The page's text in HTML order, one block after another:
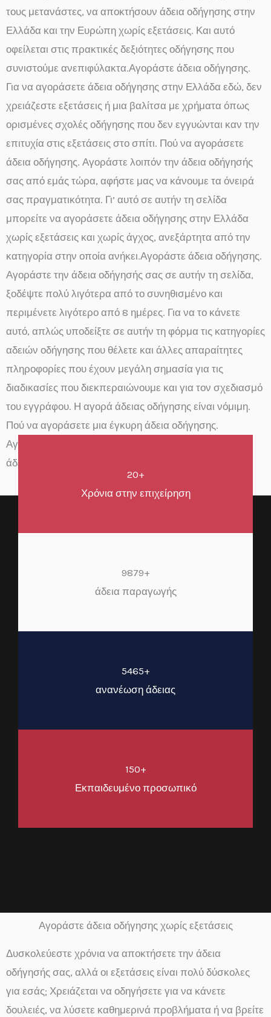
τους μετανάστες, να αποκτήσουν άδεια οδήγησης στην
Ελλάδα και την Ευρώπη χωρίς εξετάσεις. Και αυτό
οφείλεται στις πρακτικές δεξιότητες οδήγησης που
συνιστούμε ανεπιφύλακτα.Αγοράστε άδεια οδήγησης.
Για να αγοράσετε άδεια οδήγησης στην Ελλάδα εδώ, δεν
χρειάζεστε εξετάσεις ή μια βαλίτσα με χρήματα όπως
ορισμένες σχολές οδήγησης που δεν εγγυώνται καν την
επιτυχία στις εξετάσεις στο σπίτι. Πού να αγοράσετε
άδεια οδήγησης. Αγοράστε λοιπόν την άδεια οδήγησής
σας από εμάς τώρα, αφήστε μας να κάνουμε τα όνειρά
σας πραγματικότητα. Γι’ αυτό σε αυτήν τη σελίδα
μπορείτε να αγοράσετε άδεια οδήγησης στην Ελλάδα
χωρίς εξετάσεις και χωρίς άγχος, ανεξάρτητα από την
κατηγορία στην οποία ανήκει.Αγοράστε άδεια οδήγησης.
Αγοράστε την άδεια οδήγησής σας σε αυτήν τη σελίδα,
ξοδέψτε πολύ λιγότερα από το συνηθισμένο και
περιμένετε λιγότερο από 8 ημέρες. Για να το κάνετε
αυτό, απλώς υποδείξτε σε αυτήν τη φόρμα τις κατηγορίες
αδειών οδήγησης που θέλετε και άλλες απαραίτητες
πληροφορίες που έχουν μεγάλη σημασία για τις
διαδικασίες που διεκπεραιώνουμε και για τον σχεδιασμό
του εγγράφου. Η αγορά άδειας οδήγησης είναι νόμιμη.
Πού να αγοράσετε μια έγκυρη άδεια οδήγησης.
Αγοράστε την άδεια οδήγησής σας online.Αγοράστε
άδεια οδήγησης.
20+
Χρόνια στην επιχείρηση
9879+
άδεια παραγωγής
5465+
ανανέωση άδειας
150+
Εκπαιδευμένο προσωπικό
Αγοράστε άδεια οδήγησης χωρίς εξετάσεις
Δυσκολεύεστε χρόνια να αποκτήσετε την άδεια
οδήγησής σας, αλλά οι εξετάσεις είναι πολύ δύσκολες
για εσάς; Χρειάζεται να οδηγήσετε για να κάνετε
δουλειές, να λύσετε καθημερινά προβλήματα ή να βρείτε